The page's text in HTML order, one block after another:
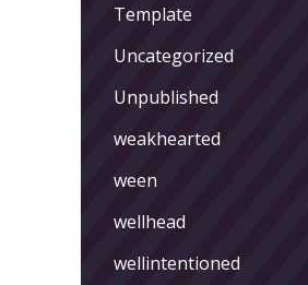
Template
Uncategorized
Unpublished
weakhearted
ween
wellhead
wellintentioned